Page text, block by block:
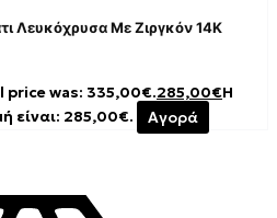
Λευκόχρυσα Με Ζιργκόν 14K
price was: 335,00€.285,00€Η
είναι: 285,00€.
Αγορά